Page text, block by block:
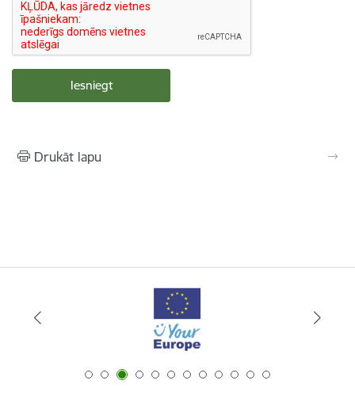
Drukāt lapu